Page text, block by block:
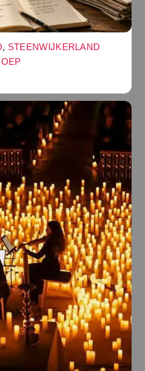
, STEENWIJKERLAND